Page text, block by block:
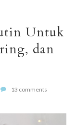
Untuk
dan
13 comments